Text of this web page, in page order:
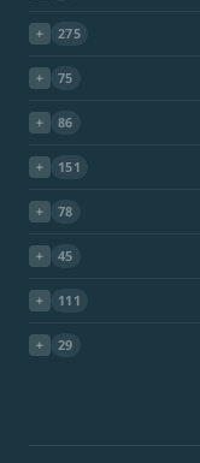
275
75
86
151
78
45
111
29